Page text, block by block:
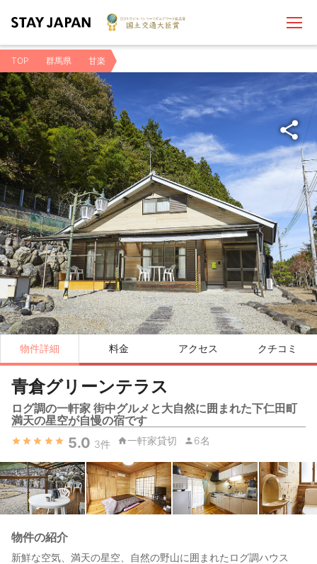
TOP 群馬県 甘楽
物件詳細 料金 アクセス クチコミ
青倉グリーンテラス
ログ調の一軒家 街中グルメと大自然に囲まれた下仁田町
満天の星空が自慢の宿です
5.0 3件 一軒家貸切 6名
物件の紹介
新鮮な空気、満天の星空、自然の野山に囲まれたログ調ハウス